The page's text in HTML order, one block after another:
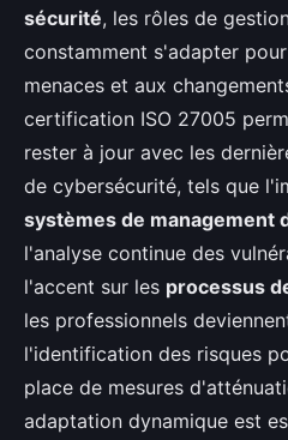
sécurité, les rôles de
constamment s'adapter
menaces et aux
certification ISO 27005
rester à jour avec les
de cybersécurité, tels que
systèmes de management
l'analyse continue des
l'accent sur les processus
les professionnels
l'identification des risques
place de mesures
adaptation dynamique est